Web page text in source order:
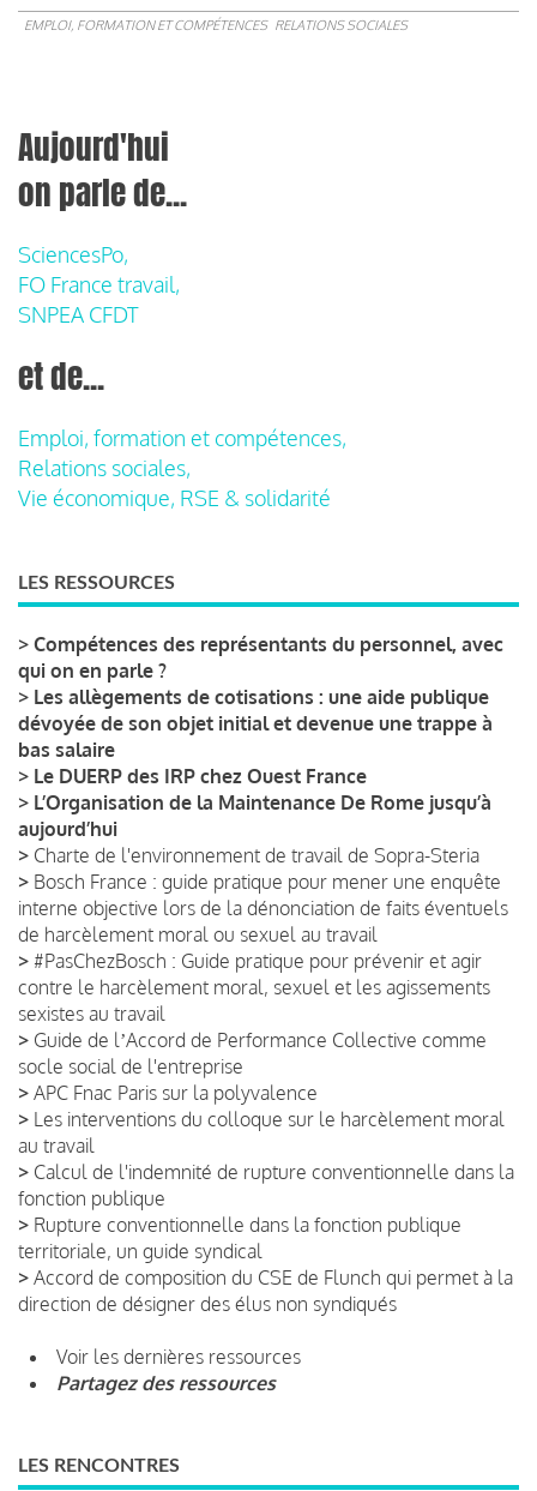
EMPLOI, FORMATION ET COMPÉTENCES RELATIONS SOCIALES
Aujourd'hui
on parle de...
SciencesPo,
FO France travail,
SNPEA CFDT
et de...
Emploi, formation et compétences,
Relations sociales,
Vie économique, RSE & solidarité
LES RESSOURCES
> Compétences des représentants du personnel, avec
qui on en parle ?
> Les allègements de cotisations : une aide publique
dévoyée de son objet initial et devenue une trappe à
bas salaire
> Le DUERP des IRP chez Ouest France
> L’Organisation de la Maintenance De Rome jusqu’à
aujourd’hui
> Charte de l'environnement de travail de Sopra-Steria
> Bosch France : guide pratique pour mener une enquête
interne objective lors de la dénonciation de faits éventuels
de harcèlement moral ou sexuel au travail
> #PasChezBosch : Guide pratique pour prévenir et agir
contre le harcèlement moral, sexuel et les agissements
sexistes au travail
> Guide de lʼAccord de Performance Collective comme
socle social de l'entreprise
> APC Fnac Paris sur la polyvalence
> Les interventions du colloque sur le harcèlement moral
au travail
> Calcul de l'indemnité de rupture conventionnelle dans la
fonction publique
> Rupture conventionnelle dans la fonction publique
territoriale, un guide syndical
> Accord de composition du CSE de Flunch qui permet à la
direction de désigner des élus non syndiqués
Voir les dernières ressources
Partagez des ressources
LES RENCONTRES